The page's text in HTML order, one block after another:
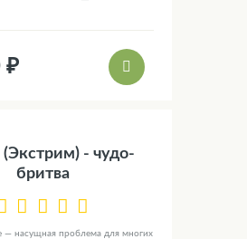
₽
(Экстрим) - чудо-
бритва
— насущная проблема для многих